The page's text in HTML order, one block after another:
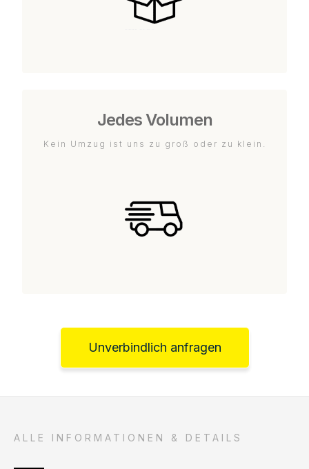
Jedes Volumen
Kein Umzug ist uns zu groß oder zu klein.
Unverbindlich anfragen
ALLE INFORMATIONEN & DETAILS